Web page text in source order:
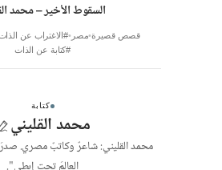
السقوط الأخير – محمد
قصص قصيرة مصر #الاغتراب عن
#كتابة عن الذات
كتابة
محمد القليني
محمد القليني: شاعرٌ وكاتبٌ مصري.